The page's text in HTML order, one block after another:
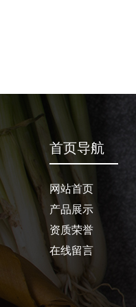
首页导航
网站首页
产品展示
资质荣誉
在线留言